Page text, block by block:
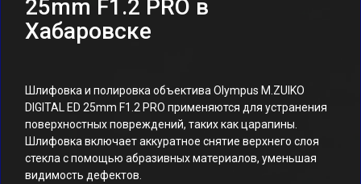
25mm F1.2 PRO в
Хабаровске
Шлифовка и полировка объектива Olympus M.ZUIKO
DIGITAL ED 25mm F1.2 PRO применяются для устранения
поверхностных повреждений, таких как царапины.
Шлифовка включает аккуратное снятие верхнего слоя
стекла с помощью абразивных материалов, уменьшая
видимость дефектов.